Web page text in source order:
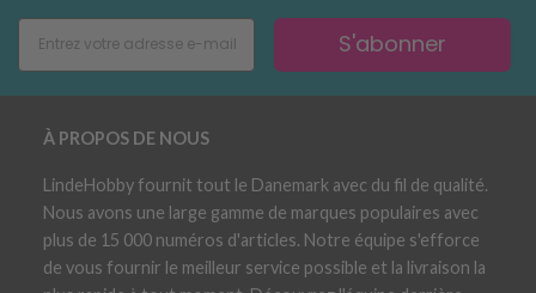
S'abonner
À PROPOS DE NOUS
LindeHobby fournit tout le Danemark avec du fil de qualité.
Nous avons une large gamme de marques populaires avec
plus de 15 000 numéros d'articles. Notre équipe s'efforce
de vous fournir le meilleur service possible et la livraison la